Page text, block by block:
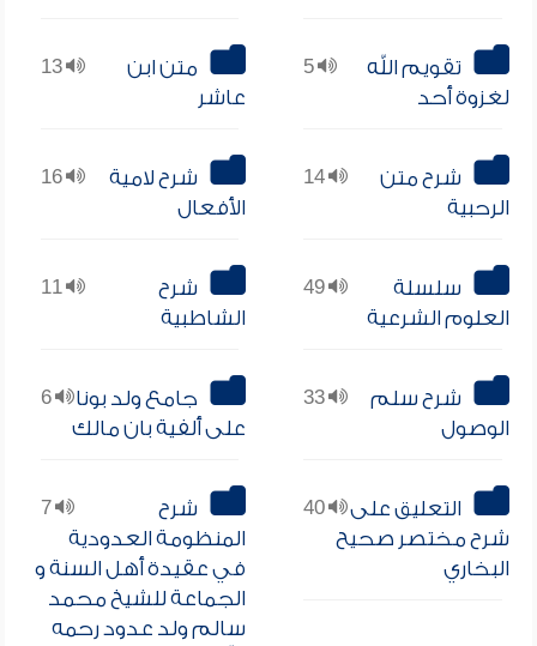
5
تقويم الله
لغزوة أحد
13
متن ابن
عاشر
14
شرح متن
الرحبية
16
شرح لامية
الأفعال
49
سلسلة
العلوم الشرعية
11
شرح
الشاطبية
33
شرح سلم
الوصول
6
جامع ولد بونا
على ألفية بان مالك
40
التعليق على
شرح مختصر صحيح
البخاري
7
شرح
المنظومة العدودية
في عقيدة أهل السنة و
الجماعة للشيخ محمد
سالم ولد عدود رحمه